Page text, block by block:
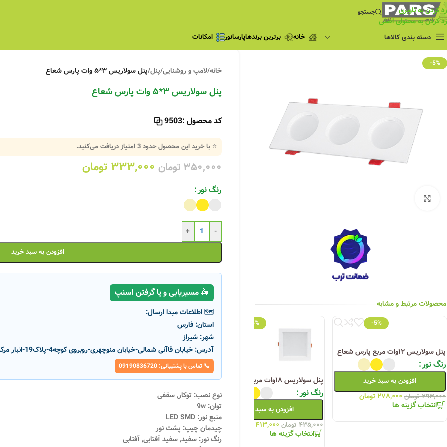
رد کردن به ناوبری
رد کردن به محتوای اصلی
جستجو
دسته بندی کالاها
چراغ مطالعه
ریسه شلنگی و لاین نوری
پروژکتور و نورافکن
خانه برترین برندهاپارسانور امکانات
-5%
محصولات مرتبط و مشابه
-5%
پنل سولاریس ۱۲وات مربع پارس شعاع
رنگ نور
افزودن به سبد خرید
۲۹۳,۰۰۰ تومان ۲۷۸,۰۰۰ تومان
انتخاب گزینه ها
-5%
پنل سولاریس ۱۸وات مربع پارس شعاع
رنگ نور
افزودن به سبد خرید
۴۳۵,۰۰۰ تومان ۴۱۳,۰۰۰
انتخاب گزینه ها
پنل سولاریس ۷وات مربع پارس شعاع
رنگ نور
۱۵۱,۰۰۰ تومان ۱۴۳,۰۰۰
انتخاب گزینه ها
پنل سولاریس
خانه/لامپ و روشنایی/پنل/پنل سولاریس ۳*۵ وات پارس شعاع
پنل سولاریس ۳*۵ وات پارس شعاع
کد محصول :9503
⭐ با خرید این محصول حدود3امتیاز دریافت می‌کنید.
۳۵۰,۰۰۰تومان ۳۳۳,۰۰۰ تومان
رنگ نور
-
+
افزودن به سبد خرید
🛵 مسیریابی و یا گرفتن اسنپ
🗺️ اطلاعات مبدا ارسال:
استان:فارس
شهر:شیراز
آدرس:خیابان قاآنی شمالی-خیابان منوچهری-روبروی کوچه4-پلاک19-انبار مرکزی پارسانور
📞 تماس با پشتیبانی: 09190836720
نوع نصب: توکار, سقفی
توان: 9w
منبع نور: LED SMD
چیدمان چیپ: پشت نور
رنگ نور: سفید, سفید آفتابی, آفتابی